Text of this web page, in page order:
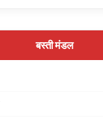
बस्ती मंडल